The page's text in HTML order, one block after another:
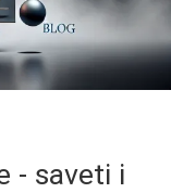
- saveti i